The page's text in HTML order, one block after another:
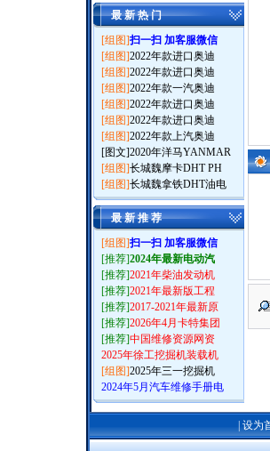
最 新 热 门
[组图]扫一扫 加客服微信
[组图]2022年款进口奥迪
[组图]2022年款进口奥迪
[组图]2022年款一汽奥迪
[组图]2022年款进口奥迪
[组图]2022年款进口奥迪
[组图]2022年款上汽奥迪
[图文]2020年洋马YANMAR
[组图]长城魏摩卡DHT PH
[组图]长城魏拿铁DHT油电
最 新 推 荐
[组图]扫一扫 加客服微信
[推荐]2024年最新电动汽
[推荐]2021年柴油发动机
[推荐]2021年最新版工程
[推荐]2017-2021年最新原
[推荐]2026年4月卡特集团
[推荐]中国维修资源网资
2025年徐工挖掘机装载机
[组图]2025年三一挖掘机
2024年5月汽车维修手册电
设为